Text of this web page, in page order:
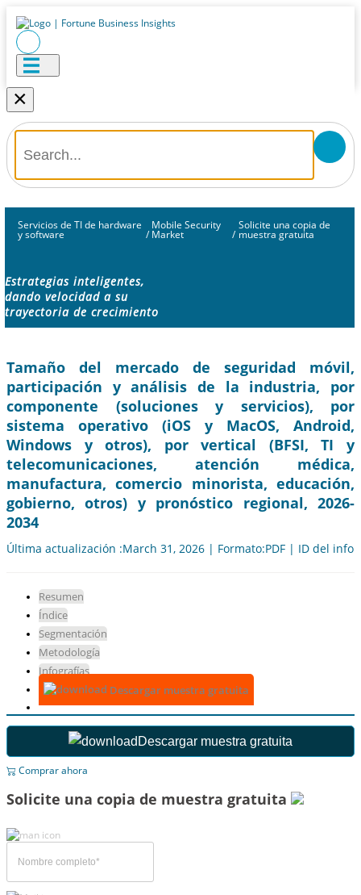
×
Servicios de TI de hardware
y software /
Mobile Security
Market /
Solicite una copia de
muestra gratuita
Estrategias inteligentes,
dando velocidad a su
trayectoria de crecimiento
Tamaño del mercado de seguridad móvil,
participación y análisis de la industria, por
componente (soluciones y servicios), por
sistema operativo (iOS y MacOS, Android,
Windows y otros), por vertical (BFSI, TI y
telecomunicaciones, atención médica,
manufactura, comercio minorista, educación,
gobierno, otros) y pronóstico regional, 2026-
2034
Última actualización :March 31, 2026 | Formato:PDF | ID del
Resumen
Índice
Segmentación
Metodología
Infografías
Descargar muestra gratuita
Descargar muestra gratuita
Comprar ahora
Solicite una copia de muestra gratuita